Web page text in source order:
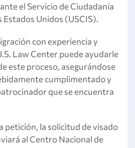
el Servicio de Ciudadanía
Estados Unidos (USCIS).
con experiencia y
Law Center puede ayudarle
este proceso, asegurándose
cumplimentado y
que se encuentra
petición, la solicitud de visado
al Centro Nacional de